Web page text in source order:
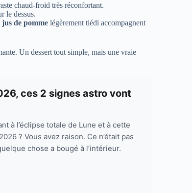
chaud-froid très réconfortant.
le dessus.
de pomme légèrement tiédi accompagnent
Un dessert tout simple, mais une vraie
ces 2 signes astro vont
à l’éclipse totale de Lune et à cette
? Vous avez raison. Ce n’était pas
chose a bougé à l’intérieur.